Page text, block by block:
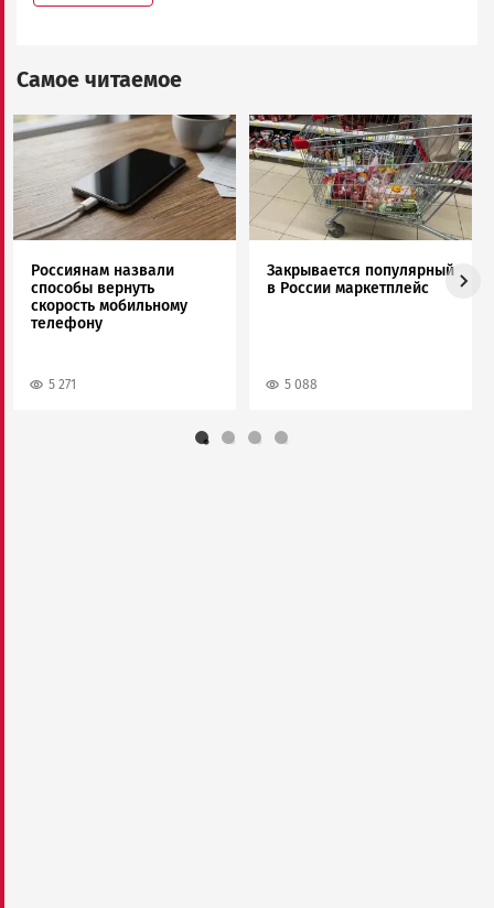
Самое читаемое
Image
Россиянам назвали
способы вернуть
скорость мобильному
телефону
5 271
Image
Закрывается популярный
в России маркетплейс
5 088